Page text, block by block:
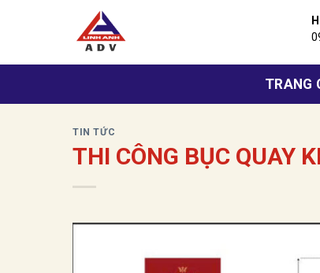
TRANG
TIN TỨC
THI CÔNG BỤC QUAY